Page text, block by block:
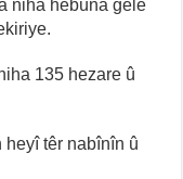
niha hebûna gelê
135 hezare û
heyî têr nabînîn û